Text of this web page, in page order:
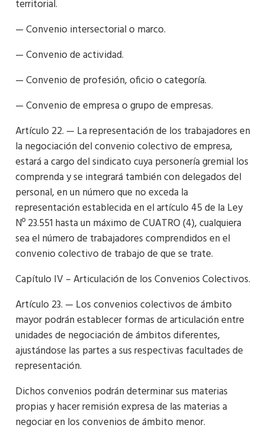
territorial.
— Convenio intersectorial o marco.
— Convenio de actividad.
— Convenio de profesión, oficio o categoría.
— Convenio de empresa o grupo de empresas.
Artículo 22. — La representación de los trabajadores en
la negociación del convenio colectivo de empresa,
estará a cargo del sindicato cuya personería gremial los
comprenda y se integrará también con delegados del
personal, en un número que no exceda la
representación establecida en el artículo 45 de la Ley
Nº 23.551 hasta un máximo de CUATRO (4), cualquiera
sea el número de trabajadores comprendidos en el
convenio colectivo de trabajo de que se trate.
Capítulo IV – Articulación de los Convenios Colectivos.
Artículo 23. — Los convenios colectivos de ámbito
mayor podrán establecer formas de articulación entre
unidades de negociación de ámbitos diferentes,
ajustándose las partes a sus respectivas facultades de
representación.
Dichos convenios podrán determinar sus materias
propias y hacer remisión expresa de las materias a
negociar en los convenios de ámbito menor.